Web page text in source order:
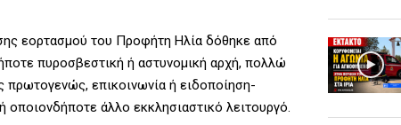
εορτασμού του Προφήτη Ηλία δόθηκε από
πυροσβεστική ή αστυνομική αρχή, πολλώ
επικοινωνία ή ειδοποίηση-
άλλο εκκλησιαστικό λειτουργό.